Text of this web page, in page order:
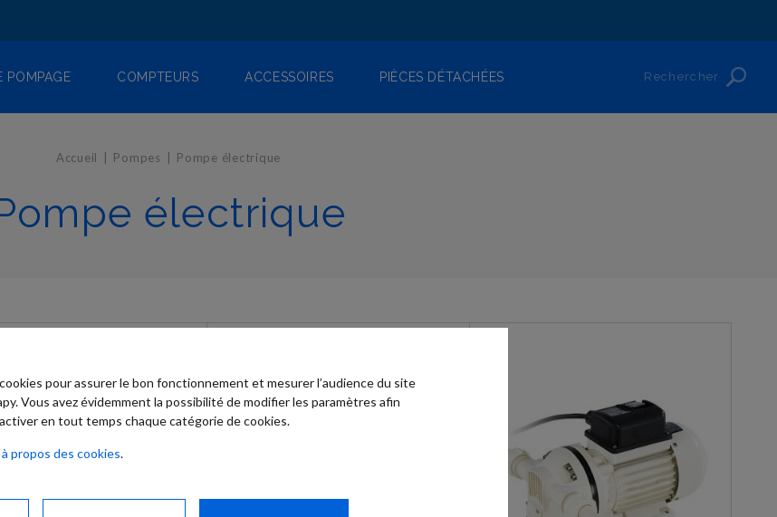
Rechercher
POMPAGE COMPTEURS ACCESSOIRES PIÈCES DÉTACHÉES
Accueil Pompes Pompe électrique
électrique
pour assurer le bon fonctionnement et mesurer l’audience du site
Vous avez évidemment la possibilité de modifier les paramètres afin
en tout temps chaque catégorie de cookies.
à propos des cookies.